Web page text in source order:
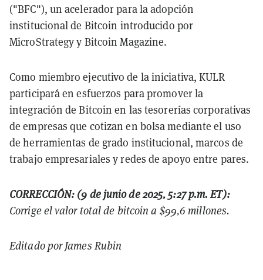
("BFC"), un acelerador para la adopción
institucional de Bitcoin introducido por
MicroStrategy y Bitcoin Magazine.
Como miembro ejecutivo de la iniciativa, KULR
participará en esfuerzos para promover la
integración de Bitcoin en las tesorerías corporativas
de empresas que cotizan en bolsa mediante el uso
de herramientas de grado institucional, marcos de
trabajo empresariales y redes de apoyo entre pares.
CORRECCIÓN: (9 de junio de 2025, 5:27 p.m. ET):
Corrige el valor total de bitcoin a $99,6 millones.
Editado por James Rubin